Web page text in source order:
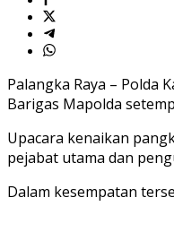
Palangka Raya – Polda
Barigas Mapolda
Upacara kenaikan
pejabat utama dan
Dalam kesempatan